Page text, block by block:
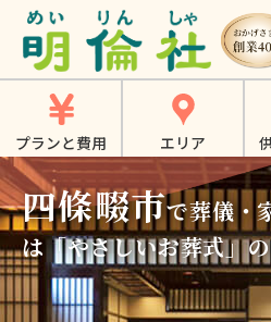
四條畷市 (大阪府)-
四條畷市での葬儀、
家族葬、一日葬は
《お葬式の明倫社》
プランと費用 エリア
四條畷市で葬儀・
は「やさしいお葬式」